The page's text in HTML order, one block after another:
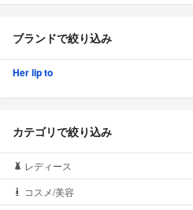
ブランドで絞り込み
Her lip to
カテゴリで絞り込み
レディース
コスメ/美容